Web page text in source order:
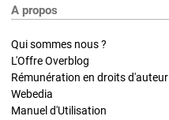
A propos
Qui sommes nous ?
L'Offre Overblog
Rémunération en droits d'auteur
Webedia
Manuel d'Utilisation